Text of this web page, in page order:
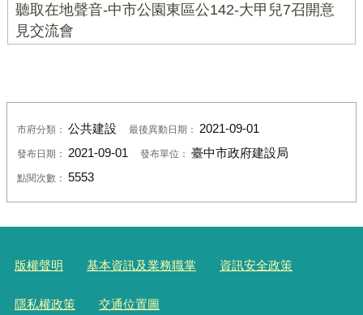
聽取在地聲音-中市公園東區公142-大甲兒7召開意
見交流會
市府分類： 公共建設 最後異動日期： 2021-09-01
發布日期： 2021-09-01 發布單位： 臺中市政府建設局
點閱次數： 5553
版權聲明 基本資訊及業務職掌 資訊安全政策
隱私權政策 交通位置圖